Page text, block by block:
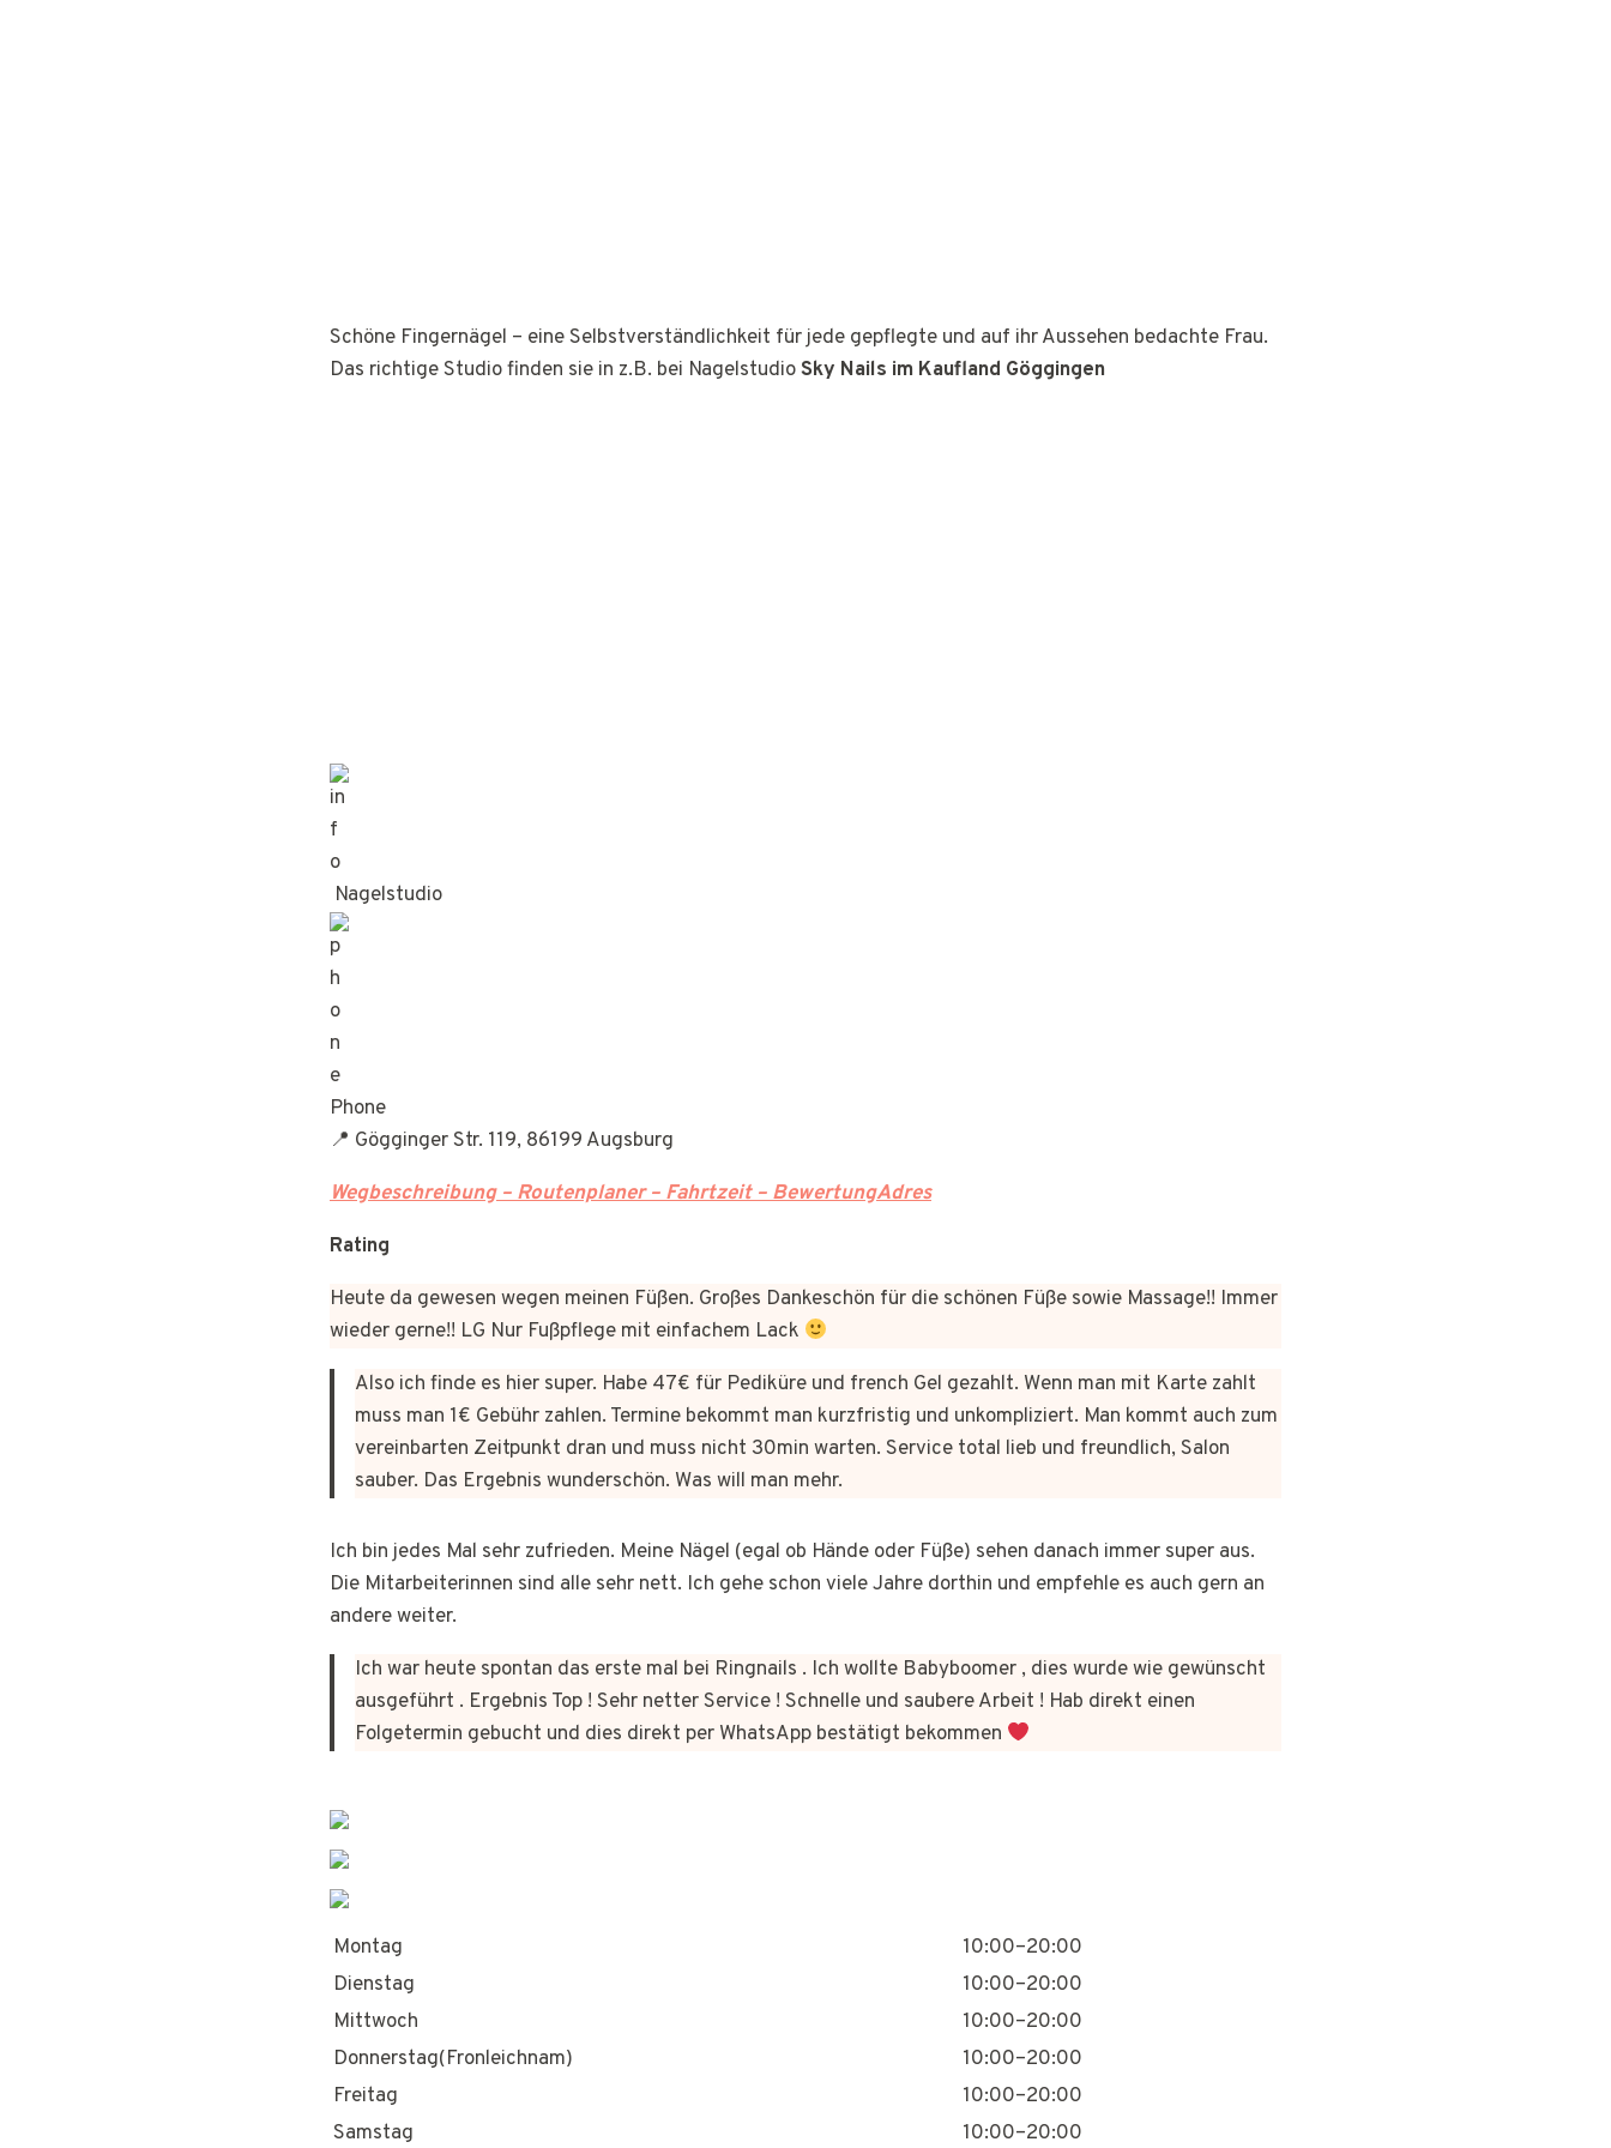
Schöne Fingernägel – eine Selbstverständlichkeit für jede gepflegte und auf ihr Aussehen bedachte Frau.
Das richtige Studio finden sie in z.B. bei NagelstudioSky Nails im Kaufland Göggingen
Nagelstudio
Phone
📍 Gögginger Str. 119, 86199 Augsburg
Wegbeschreibung – Routenplaner – Fahrtzeit – BewertungAdres
Rating
Heute da gewesen wegen meinen Füßen. Großes Dankeschön für die schönen Füße sowie Massage!! Immer
wieder gerne!! LG Nur Fußpflege mit einfachem Lack
Also ich finde es hier super. Habe 47€ für Pediküre und french Gel gezahlt. Wenn man mit Karte zahlt
muss man 1€ Gebühr zahlen. Termine bekommt man kurzfristig und unkompliziert. Man kommt auch zum
vereinbarten Zeitpunkt dran und muss nicht 30min warten. Service total lieb und freundlich, Salon
sauber. Das Ergebnis wunderschön. Was will man mehr.
Ich bin jedes Mal sehr zufrieden. Meine Nägel (egal ob Hände oder Füße) sehen danach immer super aus.
Die Mitarbeiterinnen sind alle sehr nett. Ich gehe schon viele Jahre dorthin und empfehle es auch gern an
andere weiter.
Ich war heute spontan das erste mal bei Ringnails . Ich wollte Babyboomer , dies wurde wie gewünscht
ausgeführt . Ergebnis Top ! Sehr netter Service ! Schnelle und saubere Arbeit ! Hab direkt einen
Folgetermin gebucht und dies direkt per WhatsApp bestätigt bekommen
Montag
10:00–20:00
Dienstag
10:00–20:00
Mittwoch
10:00–20:00
Donnerstag(Fronleichnam)
10:00–20:00
Freitag
10:00–20:00
Samstag
10:00–20:00